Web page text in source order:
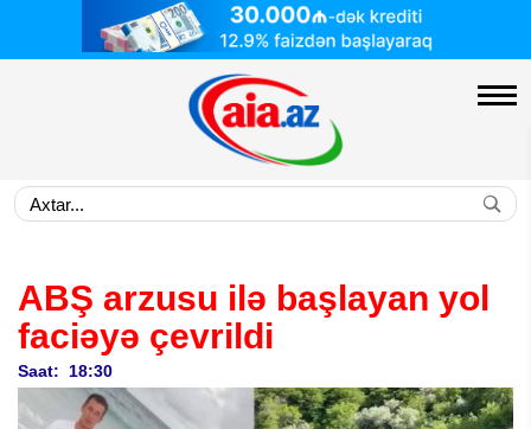
ABŞ arzusu ilə başlayan yol
faciəyə çevrildi
Saat: 18:30